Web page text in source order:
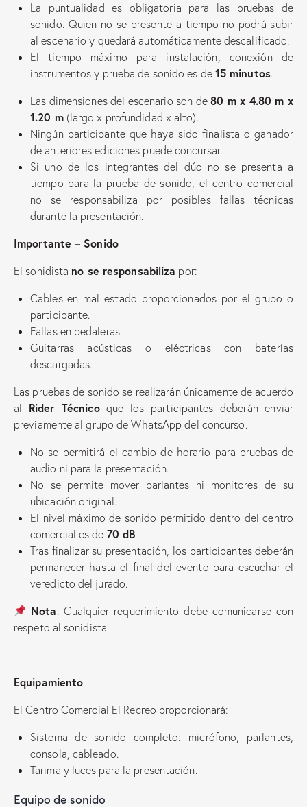
La puntualidad es obligatoria para las pruebas de
sonido. Quien no se presente a tiempo no podrá subir
al escenario y quedará automáticamente descalificado.
El tiempo máximo para instalación, conexión de
instrumentos y prueba de sonido es de 15 minutos.
Las dimensiones del escenario son de80 m x 4.80 m x
1.20 m(largo x profundidad x alto).
Ningún participante que haya sido finalista o ganador
de anteriores ediciones puede concursar.
Si uno de los integrantes del dúo no se presenta a
tiempo para la prueba de sonido, el centro comercial
no se responsabiliza por posibles fallas técnicas
durante la presentación.
Importante – Sonido
El sonidista no se responsabiliza por:
Cables en mal estado proporcionados por el grupo o
participante.
Fallas en pedaleras.
Guitarras acústicas o eléctricas con baterías
descargadas.
Las pruebas de sonido se realizarán únicamente de acuerdo
al Rider Técnicoque los participantes deberán enviar
previamente al grupo de WhatsApp del concurso.
No se permitirá el cambio de horario para pruebas de
audio ni para la presentación.
No se permite mover parlantes ni monitores de su
ubicación original.
El nivel máximo de sonido permitido dentro del centro
comercial es de 70 dB.
Tras finalizar su presentación, los participantes deberán
permanecer hasta el final del evento para escuchar el
veredicto del jurado.
Nota: Cualquier requerimiento debe comunicarse con
respeto al sonidista.
Equipamiento
El Centro Comercial El Recreo proporcionará:
Sistema de sonido completo: micrófono, parlantes,
consola, cableado.
Tarima y luces para la presentación.
Equipo de sonido